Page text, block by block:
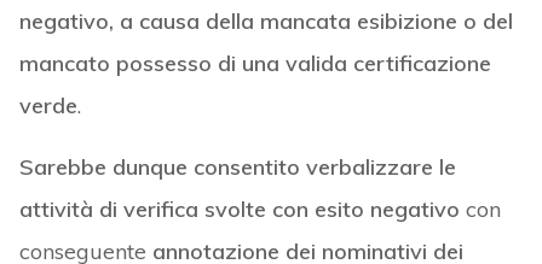
negativo, a causa della mancata esibizione o del
mancato possesso di una valida certificazione
verde.
Sarebbe dunque consentito verbalizzare le
attività di verifica svolte con esito negativo con
conseguente annotazione dei nominativi dei